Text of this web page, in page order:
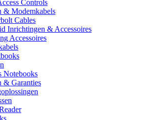
Controls
& Modemkabels
Cables
Inrichtingen & Accessoires
Accessoires
Notebooks
& Garanties